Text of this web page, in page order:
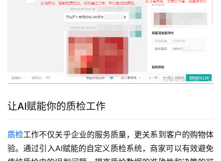
让AI赋能你的质检工作
质检工作不仅关乎企业的服务质量，更关系到客户的购物体
验。通过引入AI赋能的自定义质检系统，商家可以有效避免